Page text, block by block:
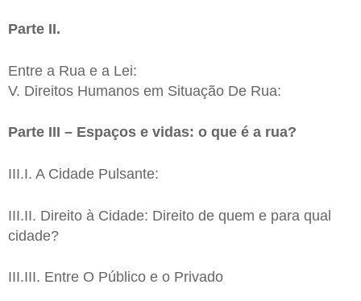
Parte II.
Entre a Rua e a Lei:
V. Direitos Humanos em Situação De Rua:
Parte III – Espaços e vidas: o que é a rua?
III.I. A Cidade Pulsante:
III.II. Direito à Cidade: Direito de quem e para qual
cidade?
III.III. Entre O Público e o Privado